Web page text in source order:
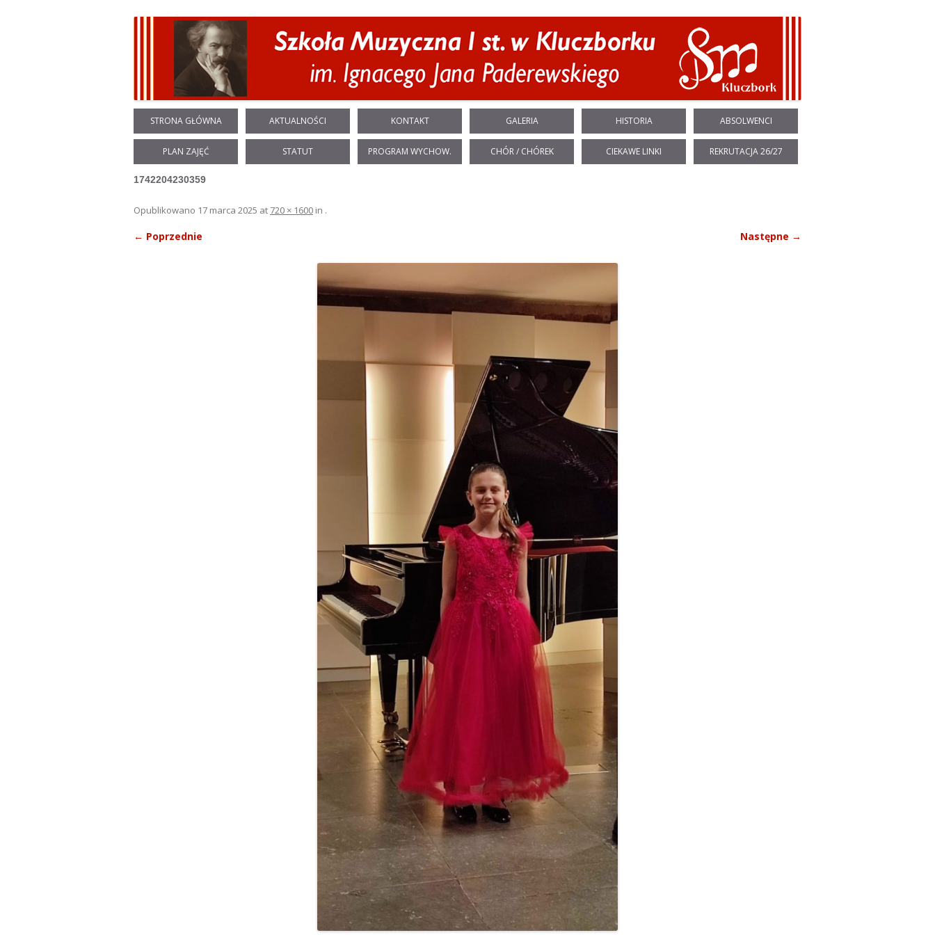
Przeskocz do treści
STRONA GŁÓWNA AKTUALNOŚCI KONTAKT GALERIA HISTORIA ABSOLWENCI
PLAN ZAJĘĆ STATUT PROGRAM WYCHOW. CHÓR / CHÓREK CIEKAWE LINKI REKRUTACJA 26/27
1742204230359
Opublikowano 17 marca 2025 at 720 × 1600 in .
← Poprzednie Następne →